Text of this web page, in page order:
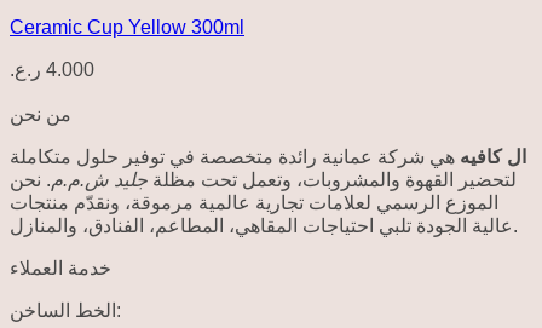
Ceramic Cup Yellow 300ml
4.000 ر.ع.
من نحن
ال كافيه هي شركة عمانية رائدة متخصصة في توفير حلول متكاملة
لتحضير القهوة والمشروبات، وتعمل تحت مظلة جليد ش.م.م. نحن
الموزع الرسمي لعلامات تجارية عالمية مرموقة، ونقدّم منتجات
عالية الجودة تلبي احتياجات المقاهي، المطاعم، الفنادق، والمنازل.
خدمة العملاء
الخط الساخن: